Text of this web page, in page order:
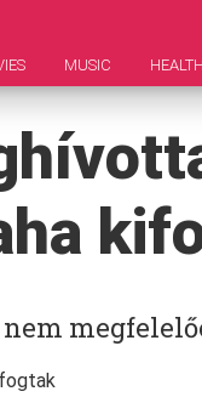
MUSIC HEALTH